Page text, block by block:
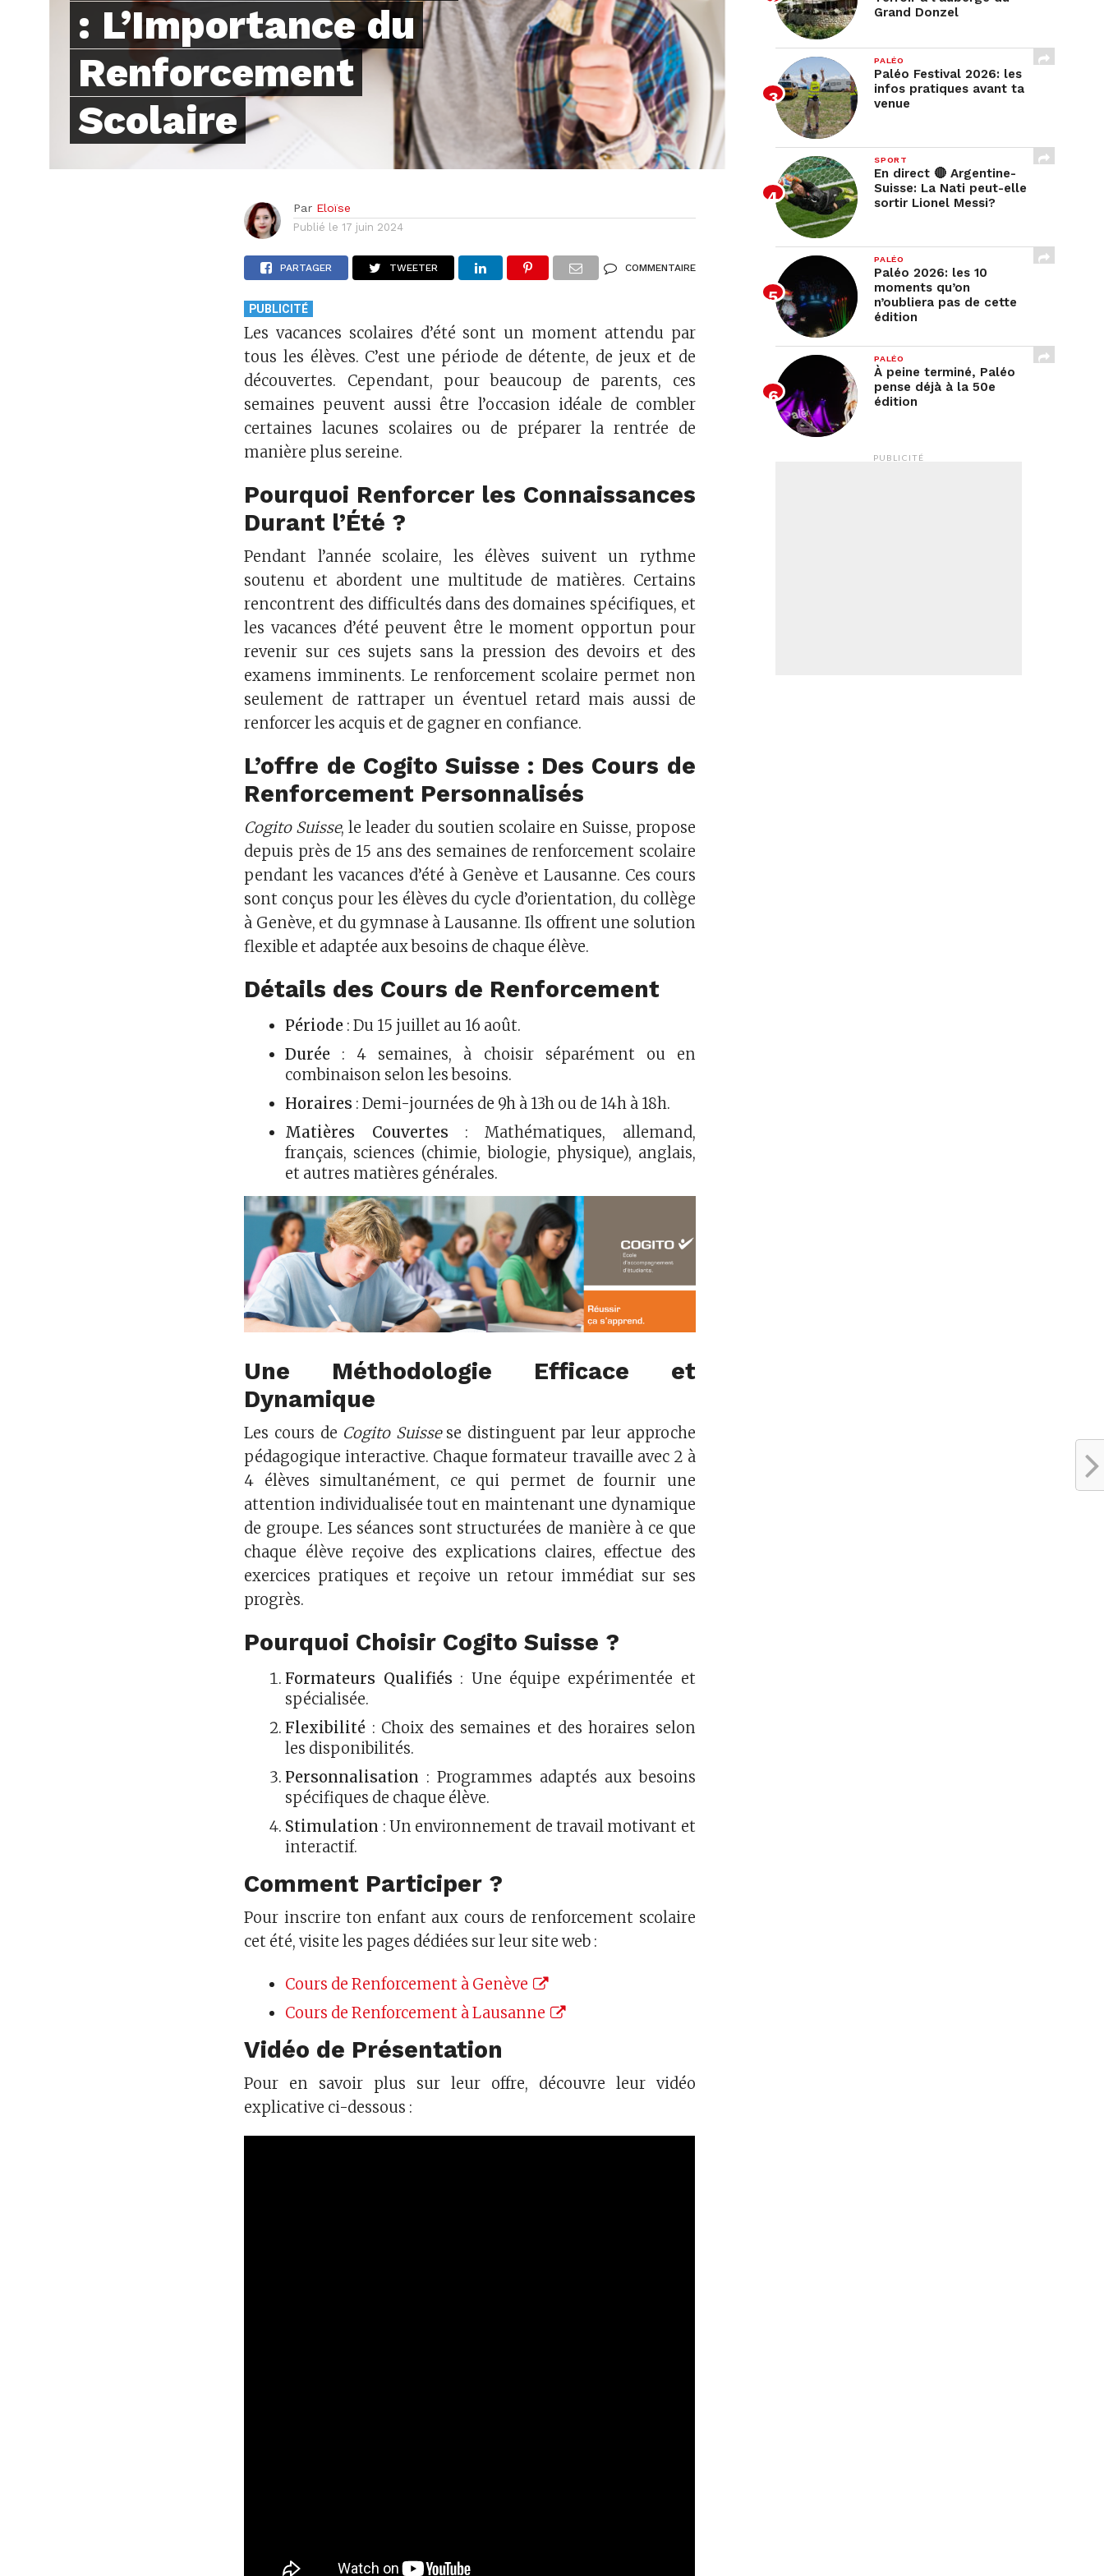
: L’Importance du
Renforcement
Scolaire
Par Eloïse
Publié le 17 juin 2024
PARTAGER TWEETER COMMENTAIRE
PUBLICITÉ
Les vacances scolaires d’été sont un moment attendu par
tous les élèves. C’est une période de détente, de jeux et de
découvertes. Cependant, pour beaucoup de parents, ces
semaines peuvent aussi être l’occasion idéale de combler
certaines lacunes scolaires ou de préparer la rentrée de
manière plus sereine.
Pourquoi Renforcer les Connaissances
Durant l’Été ?
Pendant l’année scolaire, les élèves suivent un rythme
soutenu et abordent une multitude de matières. Certains
rencontrent des difficultés dans des domaines spécifiques, et
les vacances d’été peuvent être le moment opportun pour
revenir sur ces sujets sans la pression des devoirs et des
examens imminents. Le renforcement scolaire permet non
seulement de rattraper un éventuel retard mais aussi de
renforcer les acquis et de gagner en confiance.
L’offre de Cogito Suisse : Des Cours de
Renforcement Personnalisés
Cogito Suisse, le leader du soutien scolaire en Suisse, propose
depuis près de 15 ans des semaines de renforcement scolaire
pendant les vacances d’été à Genève et Lausanne. Ces cours
sont conçus pour les élèves du cycle d’orientation, du collège
à Genève, et du gymnase à Lausanne. Ils offrent une solution
flexible et adaptée aux besoins de chaque élève.
Détails des Cours de Renforcement
Période : Du 15 juillet au 16 août.
Durée : 4 semaines, à choisir séparément ou en
combinaison selon les besoins.
Horaires : Demi-journées de 9h à 13h ou de 14h à 18h.
Matières Couvertes : Mathématiques, allemand,
français, sciences (chimie, biologie, physique), anglais,
et autres matières générales.
Une Méthodologie Efficace et
Dynamique
Les cours de Cogito Suissese distinguent par leur approche
pédagogique interactive. Chaque formateur travaille avec 2 à
4 élèves simultanément, ce qui permet de fournir une
attention individualisée tout en maintenant une dynamique
de groupe. Les séances sont structurées de manière à ce que
chaque élève reçoive des explications claires, effectue des
exercices pratiques et reçoive un retour immédiat sur ses
progrès.
Pourquoi Choisir Cogito Suisse ?
Formateurs Qualifiés : Une équipe expérimentée et
spécialisée.
Flexibilité : Choix des semaines et des horaires selon
les disponibilités.
Personnalisation : Programmes adaptés aux besoins
spécifiques de chaque élève.
Stimulation : Un environnement de travail motivant et
interactif.
Comment Participer ?
Pour inscrire ton enfant aux cours de renforcement scolaire
cet été, visite les pages dédiées sur leur site web :
Cours de Renforcement à Genève
Cours de Renforcement à Lausanne
Vidéo de Présentation
Pour en savoir plus sur leur offre, découvre leur vidéo
explicative ci-dessous :
Grand Donzel
PALÉO
Paléo Festival 2026: les
infos pratiques avant ta
venue
SPORT
En direct 🔴 Argentine-
Suisse: La Nati peut-elle
sortir Lionel Messi?
PALÉO
Paléo 2026: les 10
moments qu’on
n’oubliera pas de cette
édition
PALÉO
À peine terminé, Paléo
pense déjà à la 50e
édition
PUBLICITÉ